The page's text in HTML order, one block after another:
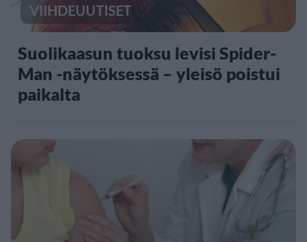
VIIHDEUUTISET
Suolikaasun tuoksu levisi Spider-
Man -näytöksessä – yleisö poistui
paikalta